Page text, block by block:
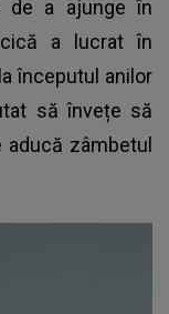
de a ajunge în
a lucrat în
începutul anilor
să învețe să
zâmbetul